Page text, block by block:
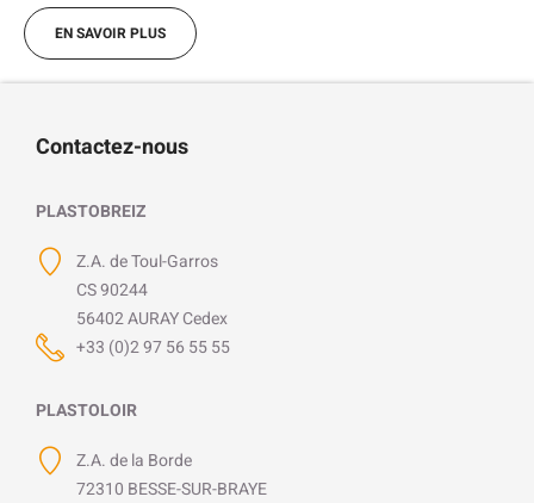
EN SAVOIR PLUS
Contactez-nous
PLASTOBREIZ
Z.A. de Toul-Garros
CS 90244
56402 AURAY Cedex
+33 (0)2 97 56 55 55
PLASTOLOIR
Z.A. de la Borde
72310 BESSE-SUR-BRAYE